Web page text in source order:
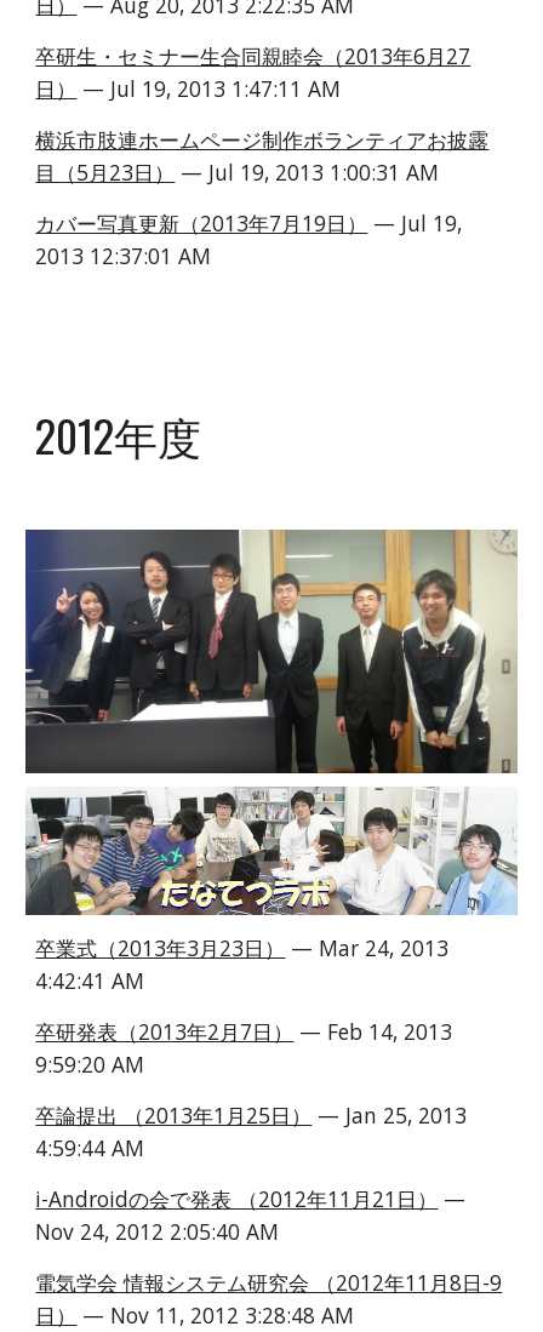
卒研生・セミナー生合同親睦会（2013年6月27
日）
— Jul 19, 2013 1:47:11 AM
横浜市肢連ホームページ制作ボランティアお披露
目（5月23日）
— Jul 19, 2013 1:00:31 AM
カバー写真更新（2013年7月19日）
— Jul 19,
2013 12:37:01 AM
2012年度
卒業式（2013年3月23日）
— Mar 24, 2013
4:42:41 AM
卒研発表（2013年2月7日）
— Feb 14, 2013
9:59:20 AM
卒論提出 （2013年1月25日）
— Jan 25, 2013
4:59:44 AM
i-Androidの会で発表 （2012年11月21日）
—
Nov 24, 2012 2:05:40 AM
電気学会 情報システム研究会 （2012年11月8日-9
日）
— Nov 11, 2012 3:28:48 AM